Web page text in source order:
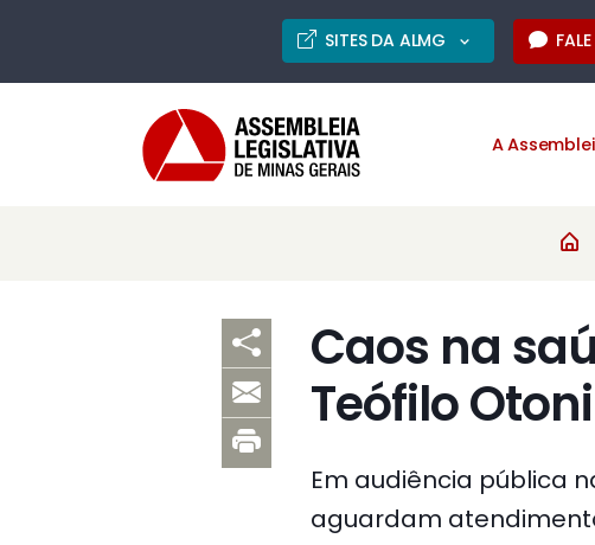
SITES DA ALMG
A
Caos na
Teófilo Otoni
Em audiência pública
aguardam